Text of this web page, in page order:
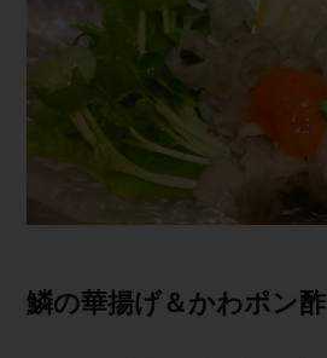
鱗の華揚げ＆か わ ポ ン 酢